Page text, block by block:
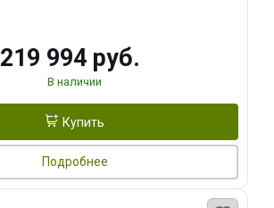
219 994 руб.
В наличии
Купить
Подробнее